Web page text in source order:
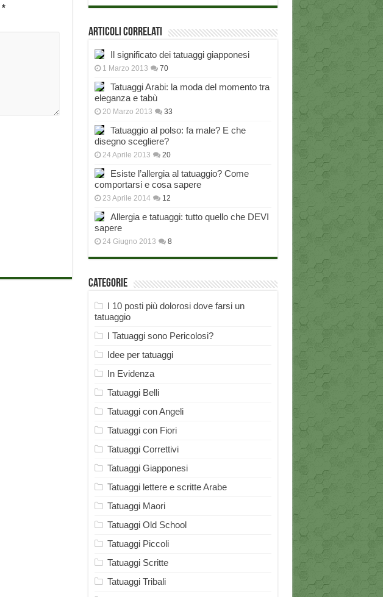
*
Articoli correlati
Il significato dei tatuaggi giapponesi
1 Marzo 2013 70
Tatuaggi Arabi: la moda del momento tra
eleganza e tabù
20 Marzo 2013 33
Tatuaggio al polso: fa male? E che
disegno scegliere?
24 Aprile 2013 20
Esiste l’allergia al tatuaggio? Come
comportarsi e cosa sapere
23 Aprile 2014 12
Allergia e tatuaggi: tutto quello che DEVI
sapere
24 Giugno 2013 8
Categorie
I 10 posti più dolorosi dove farsi un
tatuaggio
I Tatuaggi sono Pericolosi?
Idee per tatuaggi
In Evidenza
Tatuaggi Belli
Tatuaggi con Angeli
Tatuaggi con Fiori
Tatuaggi Correttivi
Tatuaggi Giapponesi
Tatuaggi lettere e scritte Arabe
Tatuaggi Maori
Tatuaggi Old School
Tatuaggi Piccoli
Tatuaggi Scritte
Tatuaggi Tribali